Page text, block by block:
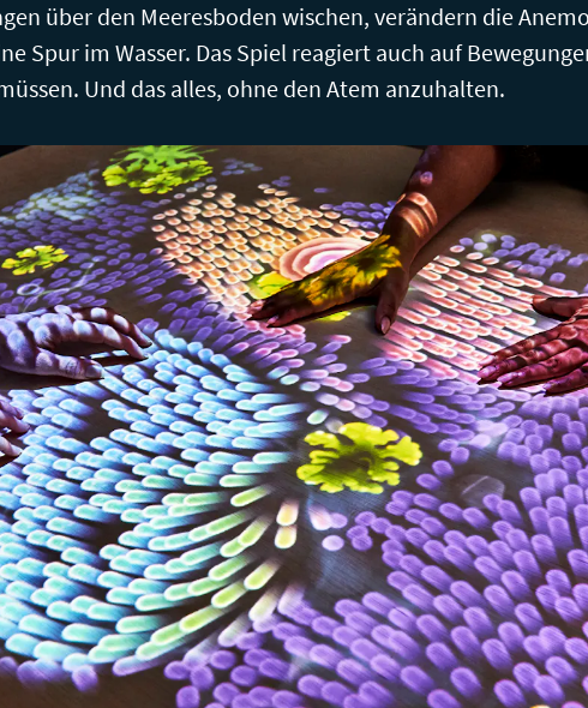
über den Meeresboden wischen, verändern die
Spur im Wasser. Das Spiel reagiert auch auf
Und das alles, ohne den Atem anzuhalten.